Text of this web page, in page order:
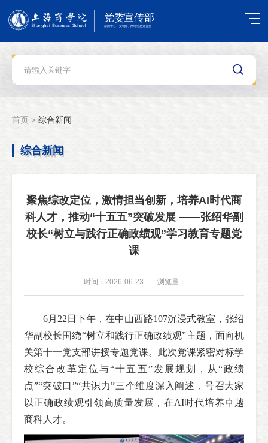
首页 > 综合新闻
综合新闻
聚焦综改定位，激情担当创新，培养AI时代商
科人才，推动“十五五”突破发展 ——张绍华副
校长“树立与践行正确政绩观”学习教育专题党
课
时间：2026-06-23 浏览量：
6月22日下午，在中山西路107沉浸式教室，张绍
华副校长围绕“树立和践行正确政绩观”主题，面向机
关第十一党支部讲授专题党课。此次党课紧密对标学
校综合改革定位与“十五五”发展规划，从“政绩
点”“突破口”“共识力”三个维度深入阐述，号召大家
以正确政绩观引领高质量发展，在AI时代培养卓越
商科人才。